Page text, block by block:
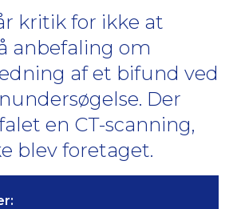
kritik for ikke at
anbefaling om
af et bifund ved
Der
en CT-scanning,
blev foretaget.